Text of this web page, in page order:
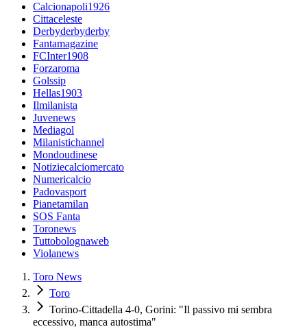
Calcionapoli1926
Cittaceleste
Derbyderbyderby
Fantamagazine
FCInter1908
Forzaroma
Golssip
Hellas1903
Ilmilanista
Juvenews
Mediagol
Milanistichannel
Mondoudinese
Notiziecalciomercato
Numericalcio
Padovasport
Pianetamilan
SOS Fanta
Toronews
Tuttobolognaweb
Violanews
Toro News
Toro
Torino-Cittadella 4-0, Gorini: "Il passivo mi sembra
eccessivo, manca autostima"